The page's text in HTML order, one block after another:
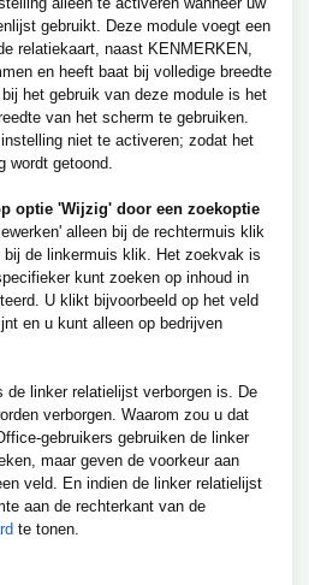
gebruikt. Deze module voegt een
relatiekaart, naast KENMERKEN,
en heeft baat bij volledige breedte
het gebruik van deze module is het
van het scherm te gebruiken.
niet te activeren; zodat het
wordt getoond.
optie 'Wijzig' door een zoekoptie
alleen bij de rechtermuis klik
de linkermuis klik. Het zoekvak is
kunt zoeken op inhoud in
U klikt bijvoorbeeld op het veld
en u kunt alleen op bedrijven
de linker relatielijst verborgen is. De
verborgen. Waarom zou u dat
gebruikers gebruiken de linker
maar geven de voorkeur aan
veld. En indien de linker relatielijst
aan de rechterkant van de
te tonen.